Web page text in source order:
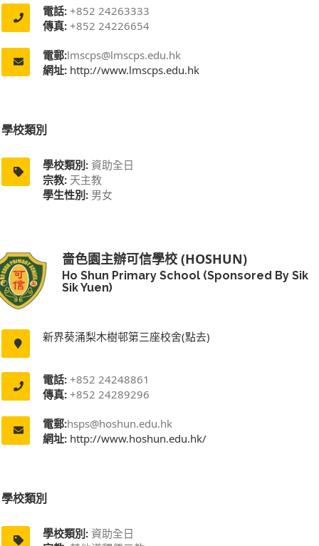
電話: +852 24263333
傳真: +852 24226654
電郵:lmscps@lmscps.edu.hk
網址: http://www.lmscps.edu.hk
學校類別
學校類別: 資助全日
宗教: 天主教
學生性別: 男女
嗇色園主辦可信學校 (HOSHUN)
Ho Shun Primary School (Sponsored By Sik
Sik Yuen)
新界葵涌梨木樹邨第三座校舍(點去)
電話: +852 24248861
傳真: +852 24289296
電郵:hsps@hoshun.edu.hk
網址: http://www.hoshun.edu.hk/
學校類別
學校類別: 資助全日